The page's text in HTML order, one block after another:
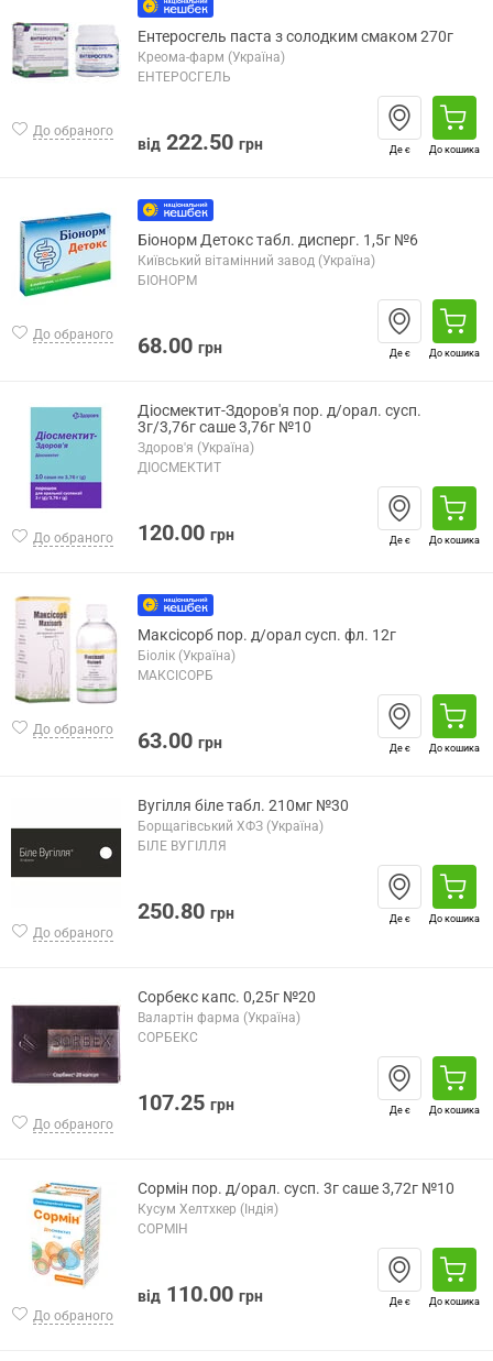
До обраного
Ентеросгель паста з солодким смаком 270г
Креома-фарм (Україна)
ЕНТЕРОСГЕЛЬ
від 222.50 грн Де є До кошика
До обраного
Біонорм Детокс табл. дисперг. 1,5г №6
Київський вітамінний завод (Україна)
БІОНОРМ
68.00 грн Де є До кошика
До обраного
Діосмектит-Здоров'я пор. д/орал. сусп.
3г/3,76г саше 3,76г №10
Здоров'я (Україна)
ДІОСМЕКТИТ
120.00 грн Де є До кошика
До обраного
Максісорб пор. д/орал сусп. фл. 12г
Біолік (Україна)
МАКСІСОРБ
63.00 грн Де є До кошика
До обраного
Вугілля біле табл. 210мг №30
Борщагівський ХФЗ (Україна)
БІЛЕ ВУГІЛЛЯ
250.80 грн Де є До кошика
До обраного
Сорбекс капс. 0,25г №20
Валартін фарма (Україна)
СОРБЕКС
107.25 грн Де є До кошика
До обраного
Сормін пор. д/орал. сусп. 3г саше 3,72г №10
Кусум Хелтхкер (Індія)
СОРМІН
від 110.00 грн Де є До кошика